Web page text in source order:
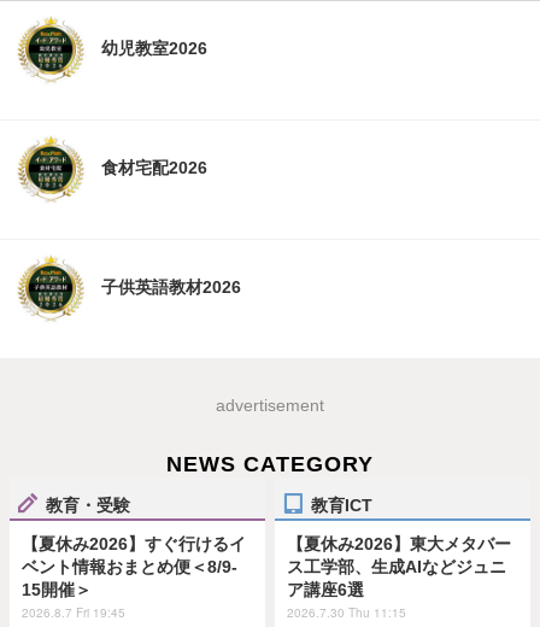
幼児教室2026
食材宅配2026
子供英語教材2026
advertisement
NEWS CATEGORY
教育・受験
【夏休み2026】すぐ行けるイ
ベント情報おまとめ便＜8/9-
15開催＞
2026.8.7 Fri 19:45
教育ICT
【夏休み2026】東大メタバー
ス工学部、生成AIなどジュニ
ア講座6選
2026.7.30 Thu 11:15